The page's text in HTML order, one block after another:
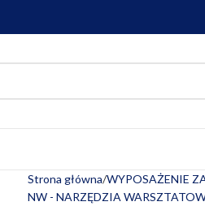
Strona główna WYPOSAŻENIE
NW - NARZĘDZIA